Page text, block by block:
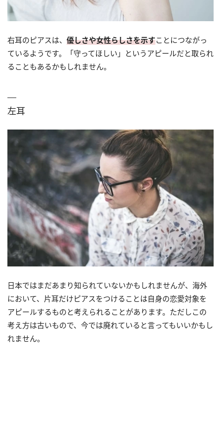
右耳のピアスは、 優しさや女性らしさを示すことにつながっ
ているようです。「守ってほしい」というアピールだと取られ
ることもあるかもしれません。
左耳
日本ではまだあまり知られていないかもしれませんが、海外
において、片耳だけピアスをつけることは自身の恋愛対象を
アピールするものと考えられることがあります。ただしこの
考え方は古いもので、今では廃れていると言ってもいいかもし
れません。